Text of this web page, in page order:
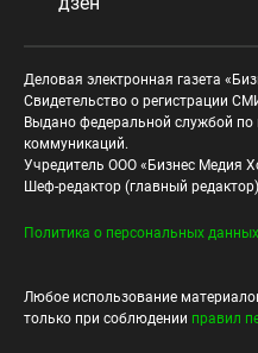
Деловая электронная газета
Свидетельство о регистрации
Выдано федеральной службой по
коммуникаций.
Учредитель ООО «Бизнес Медия
Шеф-редактор (главный
Политика о персональных данных
Любое использование
только при соблюдении правил